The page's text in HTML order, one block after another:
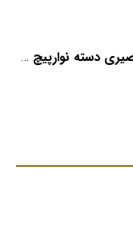
بزرگترین تولیدی بادبزن حصیری دسته نوارپیچ در ایران با اسم برند هدیکا